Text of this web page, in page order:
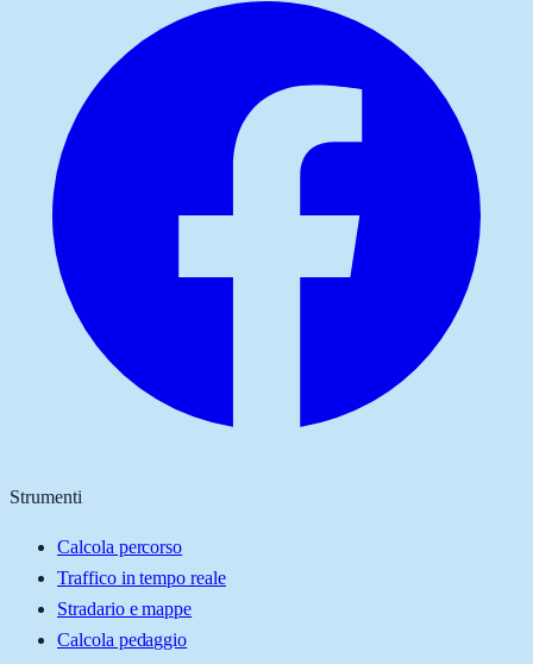
Strumenti
Calcola percorso
Traffico in tempo reale
Stradario e mappe
Calcola pedaggio